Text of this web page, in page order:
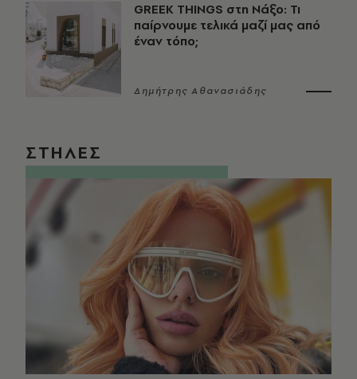
GREEK THINGS στη Νάξο: Τι
παίρνουμε τελικά μαζί μας από
έναν τόπο;
Δημήτρης Αθανασιάδης
ΣΤΗΛΕΣ